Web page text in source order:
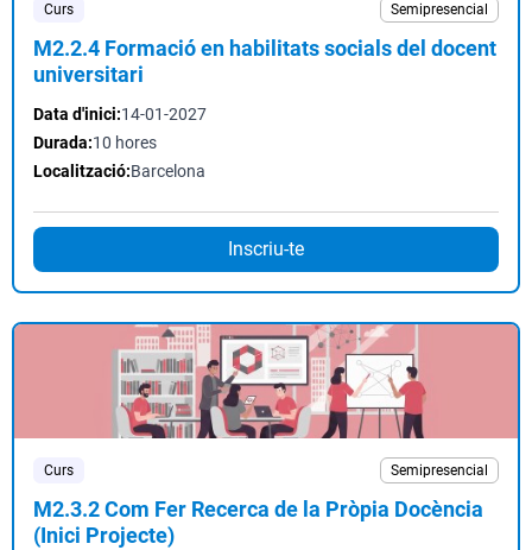
Curs Semipresencial
M2.2.4 Formació en habilitats socials del docent
universitari
Data d'inici:14-01-2027
Durada:10 hores
Localització:Barcelona
Inscriu-te
Curs Semipresencial
M2.3.2 Com Fer Recerca de la Pròpia Docència
(Inici Projecte)